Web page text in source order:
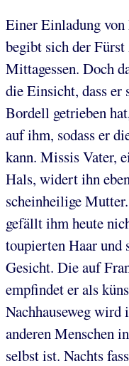
Einer Einladung
begibt sich der
Mittagessen. Doch
die Einsicht, dass er
Bordell getrieben
auf ihm, sodass er
kann. Missis Vater,
Hals, widert ihn
scheinheilige
gefällt ihm heute
toupierten Haar und
Gesicht. Die auf
empfindet er als
Nachhauseweg wird
anderen Menschen
selbst ist. Nachts